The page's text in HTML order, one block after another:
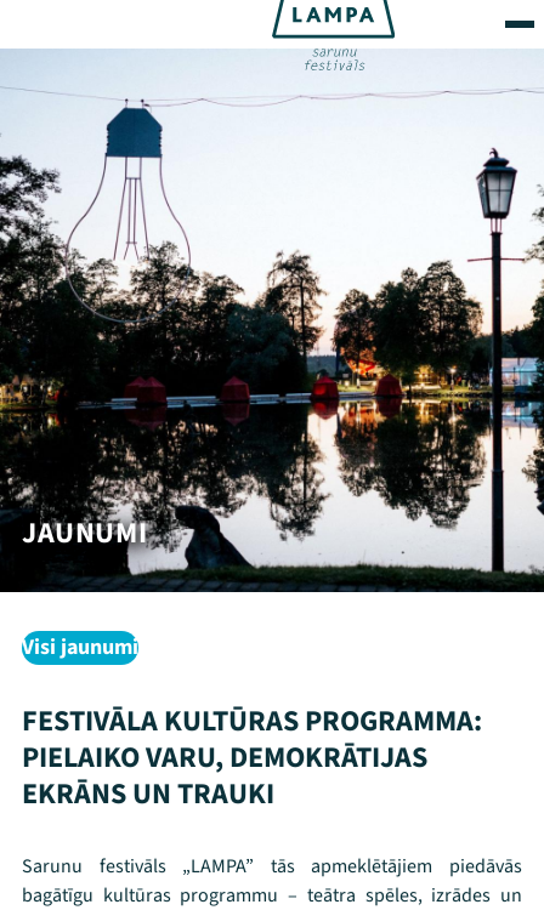
JAUNUMI
Visi jaunumi
FESTIVĀLA KULTŪRAS PROGRAMMA:
PIELAIKO VARU, DEMOKRĀTIJAS
EKRĀNS UN TRAUKI
Sarunu festivāls „LAMPA” tās apmeklētājiem piedāvās
bagātīgu kultūras programmu – teātra spēles, izrādes un